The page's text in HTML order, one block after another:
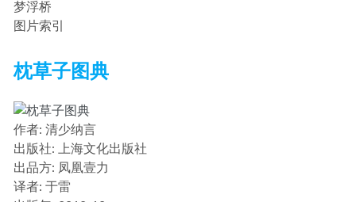
梦浮桥
图片索引
枕草子图典
作者: 清少纳言
出版社: 上海文化出版社
出品方: 凤凰壹力
译者: 于雷